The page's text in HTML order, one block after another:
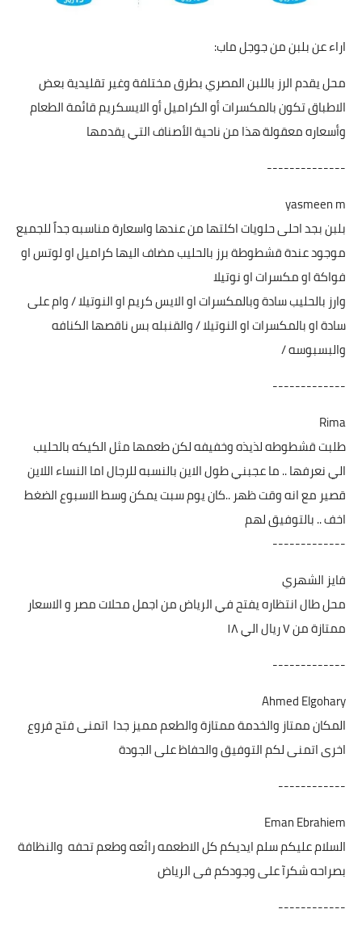
اراء عن بلبن من جوجل ماب:
محل يقدم الرز باللبن المصري بطرق مختلفة وغير تقليدية بعض
الاطباق تكون بالمكسرات أو الكراميل أو الايسكريم قائمة الطعام
وأسعاره معقولة هذا من ناحية الأصناف التي يقدمها
--------------
yasmeen m
بلبن بجد احلى حلويات اكلتها من عندها واسعارة مناسبه جداً للجميع
موجود عندة قشطوطة برز بالحليب مضاف اليها كراميل او لوتس او
فواكة او مكسرات او نوتيلا
وارز بالحليب سادة وبالمكسرات او الايس كريم او النوتيلا / وام على
سادة او بالمكسرات او النوتيلا / والقنبله بس ناقصها الكنافه
والبسبوسه /
-------------
Rima
طلبت قشطوطه لذيذه وخفيفه لكن طعمها مثل الكيكه بالحليب
الي نعرفها .. ما عجبني طول الاين بالنسبه للرجال اما النساء اللاين
قصير مع انه وقت ظهر ..كان يوم سبت يمكن وسط الاسبوع الضغط
اخف .. بالتوفيق لهم
-------------
فايز الشهري
محل طال انتظاره يفتح في الرياض من اجمل محلات مصر و الاسعار
ممتازة من ٧ ريال الي ١٨
-------------
Ahmed Elgohary
المكان ممتاز والخدمة ممتازة والطعم مميز جدا اتمنى فتح فروع
اخرى اتمنى لكم التوفيق والحفاظ على الجودة
------------
Eman Ebrahiem
السلام عليكم سلم ايديكم كل الاطعمه رائعه وطعم تحفه والنظافة
بصراحه شكرآ على وجودكم فى الرياض
------------